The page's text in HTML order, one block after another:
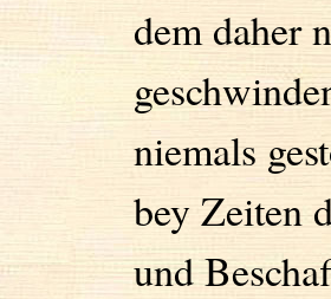
dem daher
niemals
bey Zeiten
und